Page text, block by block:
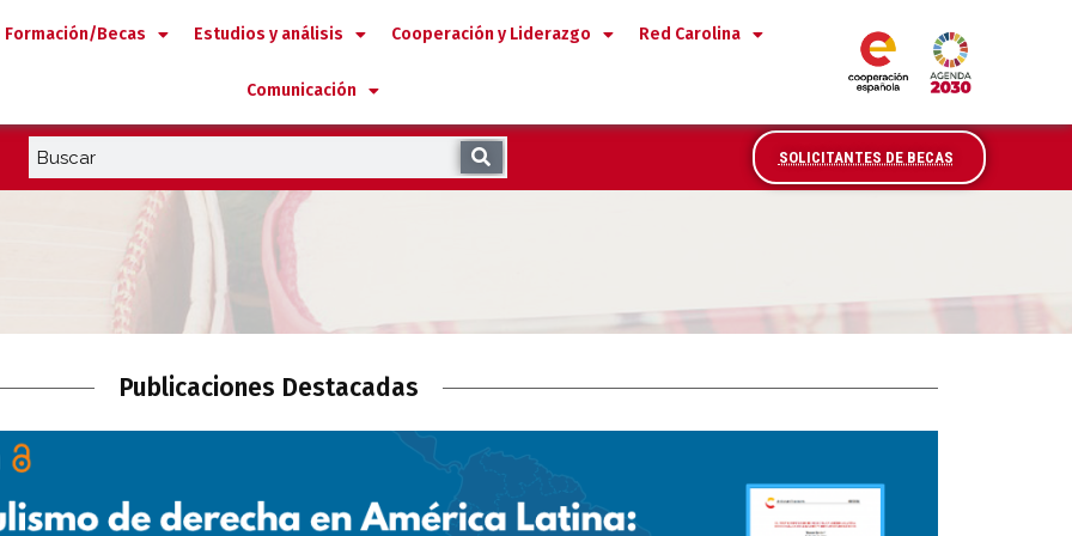
Formación/Becas Estudios y análisis Cooperación y Liderazgo Red Carolina
Comunicación
SOLICITANTES DE BECAS
Publicaciones Destacadas